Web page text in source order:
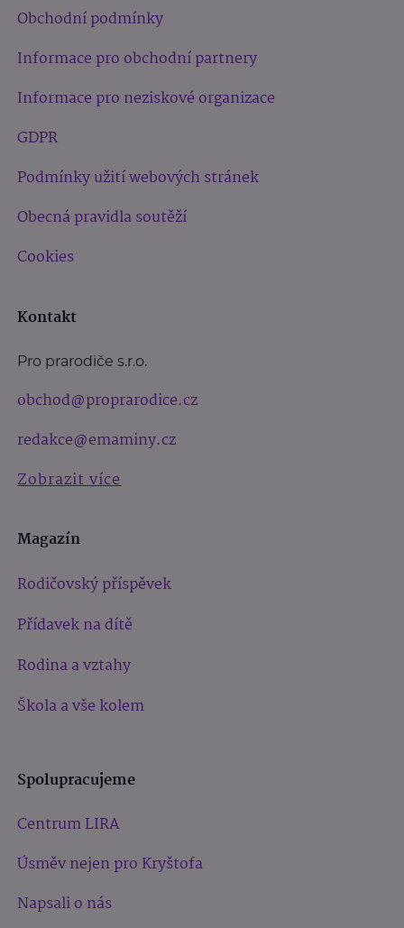
Obchodní podmínky
Informace pro obchodní partnery
Informace pro neziskové organizace
GDPR
Podmínky užití webových stránek
Obecná pravidla soutěží
Cookies
Kontakt
Pro prarodiče s.r.o.
obchod@proprarodice.cz
redakce@emaminy.cz
Zobrazit více
Magazín
Rodičovský příspěvek
Přídavek na dítě
Rodina a vztahy
Škola a vše kolem
Spolupracujeme
Centrum LIRA
Úsměv nejen pro Kryštofa
Napsali o nás